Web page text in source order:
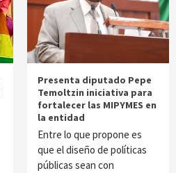
Presenta diputado Pepe
Temoltzin iniciativa para
fortalecer las MIPYMES en
la entidad
Entre lo que propone es
que el diseño de políticas
públicas sean con